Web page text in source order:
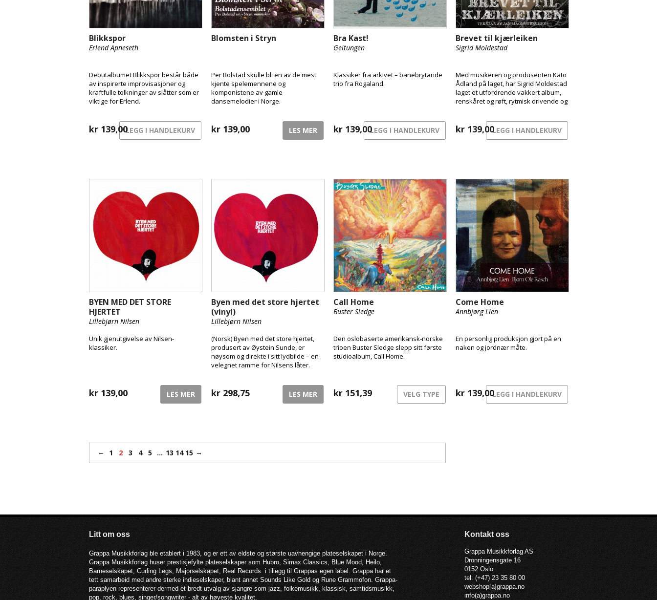
Blikkspor
Erlend Apneseth
Debutalbumet Blikkspor består både
av inspirerte improvisasjoner og
kraftfulle tolkninger av slåtter som er
viktige for Erlend.
kr 139,00LEGG I HANDLEKURV
Blomsten i Stryn
Per Bolstad skulle bli en av de mest
kjente spelemennene og
komponistene av gamle
dansemelodier i Norge.
kr 139,00 LES MER
Bra Kast!
Geitungen
Klassiker fra arkivet – banebrytande
trio fra Rogaland.
kr 139,00LEGG I HANDLEKURV
Brevet til kjærleiken
Sigrid Moldestad
Med musikeren og produsenten Kato
Ådland på laget, har Sigrid Moldestad
laget et utfordrende vakkert album,
renskåret og røft, rytmisk drivende og
rootsmusikk.
kr 139,00LEGG I HANDLEKURV
BYEN MED DET STORE
HJERTET
Lillebjørn Nilsen
Unik gjenutgivelse av Nilsen-
klassiker.
kr 139,00 LES MER
Byen med det store hjertet
(vinyl)
Lillebjørn Nilsen
(Norsk) Byen med det store hjertet,
produsert av Øystein Sunde, er
nøysom og direkte i sitt lydbilde – en
velegnet ramme for Nilsens låter.
kr 298,75 LES MER
Call Home
Buster Sledge
Den oslobaserte amerikansk-norske
trioen Buster Sledge slepp sitt første
studioalbum, Call Home.
kr 151,39 VELG TYPE
Come Home
Annbjørg Lien
En personlig produksjon gjort på en
naken og jordnær måte.
kr 139,00LEGG I HANDLEKURV
← 1 2 3 4 5 … 13 14 15 →
Litt om oss
Grappa Musikkforlag ble etablert i 1983, og er ett av eldste og største uavhengige plateselskapet i Norge.
Grappa Musikkforlag huser prestisjefylte plateselskaper som Hubro, Simax Classics, Blue Mood, Heilo,
Barneselskapet, Curling Legs, Majorselskapet, Real Records i tillegg til Grappas egen label. Grappa har et
tett samarbeid med andre sterke indieselskaper, blant annet Sounds Like Gold og Rune Grammofon. Grappa-
paraplyen representerer dermed et bredt utvalg av sjangre som jazz, folkemusikk, klassisk, samtidsmusikk,
pop, rock, blues, singer/songwriter - alt av høyeste kvalitet.
Kontakt oss
Grappa Musikkforlag AS
Dronningensgate 16
0152 Oslo
tel: (+47) 23 35 80 00
webshop[a]grappa.no
info(a)grappa.no